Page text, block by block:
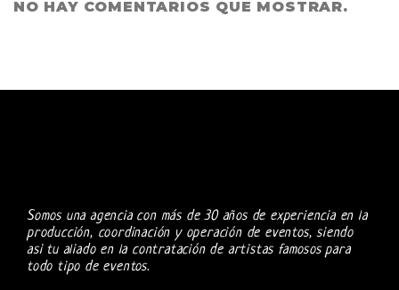
NO HAY COMENTARIOS QUE MOSTRAR.
Somos una agencia con más de 30 años de experiencia en la
producción, coordinación y operación de eventos, siendo
asi tu aliado en la contratación de artistas famosos para
todo tipo de eventos.